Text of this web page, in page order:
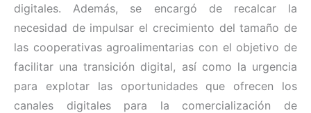
digitales. Además, se encargó de recalcar la
necesidad de impulsar el crecimiento del tamaño de
las cooperativas agroalimentarias con el objetivo de
facilitar una transición digital, así como la urgencia
para explotar las oportunidades que ofrecen los
canales digitales para la comercialización de